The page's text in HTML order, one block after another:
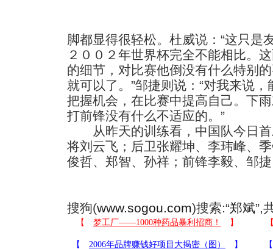
脚都显得很轻松。杜威说：“这只是
２００２年世界杯完全不能相比。
的细节，对比赛他倒没有什么特别
就可以了。”邹捷则说：“对我来说
把握机会，在比赛中提高自己。下
打前锋没有什么不适应的。”
从昨天的训练看，中国队今日首
将刘云飞；后卫张耀坤、李玮峰、
俊哲、郑智、孙祥；前锋李毅、邹
搜狗(www.sogou.com)搜索:“郑斌”,